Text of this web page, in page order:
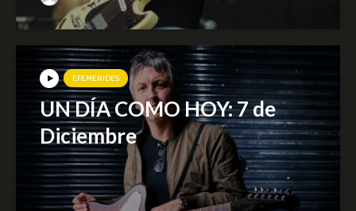
EFEMÉRIDES
UN DÍA COMO HOY: 7 de
Diciembre